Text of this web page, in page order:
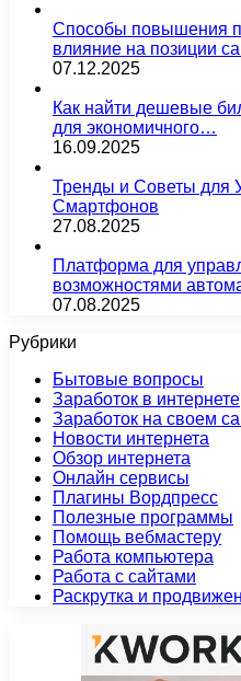
Способы повышения
влияние на позиции
07.12.2025
Как найти дешевые
для экономичного…
16.09.2025
Тренды и Советы для
Смартфонов
27.08.2025
Платформа для
возможностями
07.08.2025
Рубрики
Бытовые вопросы
Заработок в интернете
Заработок на своем
Новости интернета
Обзор интернета
Онлайн сервисы
Плагины Вордпресс
Полезные программы
Помощь вебмастеру
Работа компьютера
Работа с сайтами
Раскрутка и